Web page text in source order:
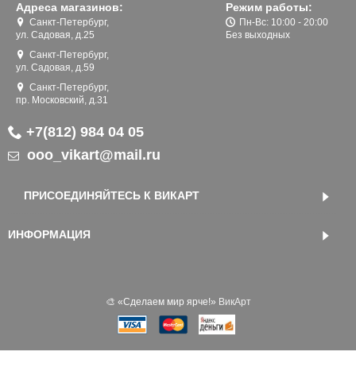
Адреса магазинов:
Санкт-Петербург,
ул. Садовая, д.25
Санкт-Петербург,
ул. Садовая, д.59
Санкт-Петербург,
пр. Московский, д.31
Режим работы:
Пн-Вс: 10:00 - 20:00
Без выходных
+7(812) 984 04 05
ooo_vikart@mail.ru
ПРИСОЕДИНЯЙТЕСЬ К ВИКАРТ
ИНФОРМАЦИЯ
🎨 «‎Сделаем мир ярче!» ВикАрт